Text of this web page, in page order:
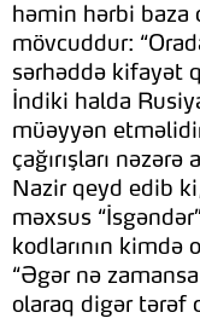
həmin hərbi baza
mövcuddur:
sərhəddə kifayət
İndiki halda
müəyyən
çağırışları nəzərə
Nazir qeyd edib
məxsus
kodlarının kimdə
“Əgər nə
olaraq digər tərəf